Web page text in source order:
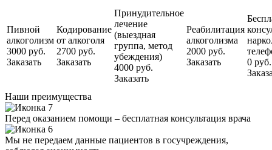
Пивной
алкоголизм
3000 руб.
Заказать
Кодирование
от алкоголя
2700 руб.
Заказать
Принудительное
лечение
(выездная
группа, метод
убеждения)
4000 руб.
Заказать
Реабилитация
алкоголизма
2000 руб.
Заказать
0 руб.
Наши преимущества
Перед оказанием помощи – бесплатная консультация врача
Мы не передаем данные пациентов в госучреждения,